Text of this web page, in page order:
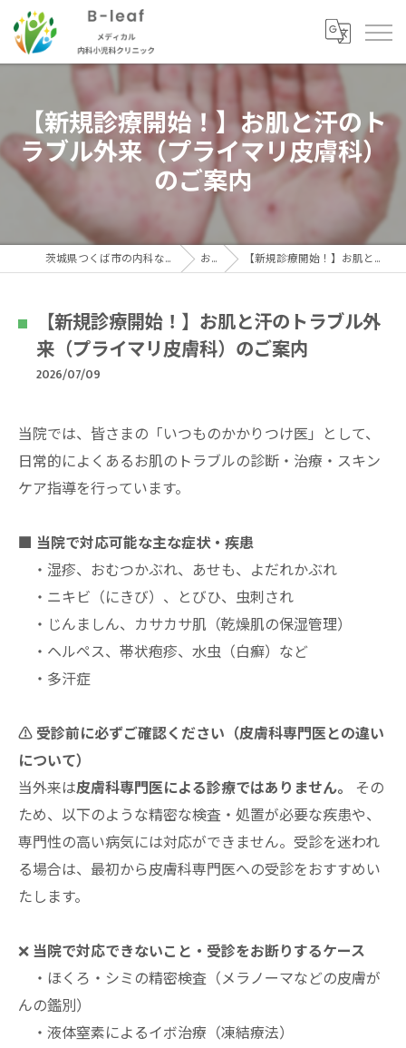
【新規診療開始！】お肌と汗のト
ラブル外来（プライマリ皮膚科）
のご案内
茨城県つくば市の内科ならB-ｌeafメディカル内科小児科クリニック お知らせ 【新規診療開始！】お肌と汗のトラブル外来（プライマリ皮膚科）のご案内
【新規診療開始！】お肌と汗のトラブル外
来（プライマリ皮膚科）のご案内
2026/07/09
当院では、皆さまの「いつものかかりつけ医」として、
日常的によくあるお肌のトラブルの診断・治療・スキン
ケア指導を行っています。
■ 当院で対応可能な主な症状・疾患
・湿疹、おむつかぶれ、あせも、よだれかぶれ
・ニキビ（にきび）、とびひ、虫刺され
・じんましん、カサカサ肌（乾燥肌の保湿管理）
・ヘルペス、帯状疱疹、水虫（白癬）など
・多汗症
⚠️ 受診前に必ずご確認ください（皮膚科専門医との違い
について）
当外来は皮膚科専門医による診療ではありません。 その
ため、以下のような精密な検査・処置が必要な疾患や、
専門性の高い病気には対応ができません。受診を迷われ
る場合は、最初から皮膚科専門医への受診をおすすめい
たします。
❌当院で対応できないこと・受診をお断りするケース
・ほくろ・シミの精密検査（メラノーマなどの皮膚が
んの鑑別）
・液体窒素によるイボ治療（凍結療法）